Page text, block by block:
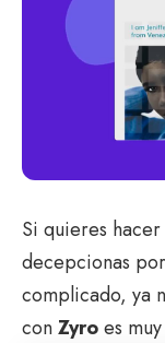
Si quieres hacer
decepcionas
complicado, ya
conZyroes